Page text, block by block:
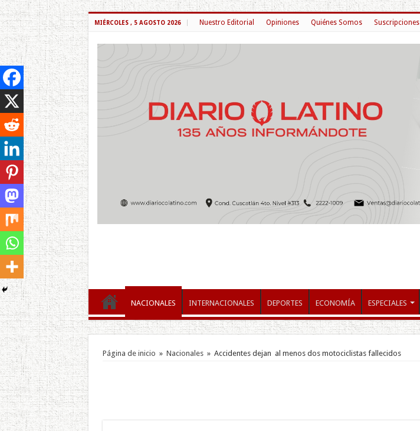
MIÉRCOLES , 5 AGOSTO 2026 Nuestro Editorial Opiniones Quiénes Somos Suscripciones
NACIONALES INTERNACIONALES DEPORTES ECONOMÍA ESPECIALES
Página de inicio » Nacionales » Accidentes dejan al menos dos motociclistas fallecidos